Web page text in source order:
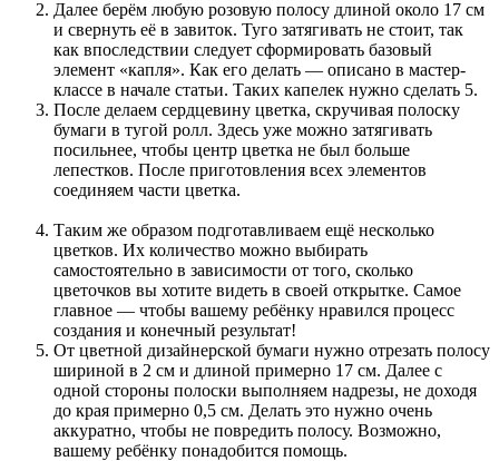
Далее берём любую розовую полосу длиной около 17 см
и свернуть её в завиток. Туго затягивать не стоит, так
как впоследствии следует сформировать базовый
элемент «капля». Как его делать — описано в мастер-
классе в начале статьи. Таких капелек нужно сделать 5.
После делаем сердцевину цветка, скручивая полоску
бумаги в тугой ролл. Здесь уже можно затягивать
посильнее, чтобы центр цветка не был больше
лепестков. После приготовления всех элементов
соединяем части цветка.
Таким же образом подготавливаем ещё несколько
цветков. Их количество можно выбирать
самостоятельно в зависимости от того, сколько
цветочков вы хотите видеть в своей открытке. Самое
главное — чтобы вашему ребёнку нравился процесс
создания и конечный результат!
От цветной дизайнерской бумаги нужно отрезать полосу
шириной в 2 см и длиной примерно 17 см. Далее с
одной стороны полоски выполняем надрезы, не доходя
до края примерно 0,5 см. Делать это нужно очень
аккуратно, чтобы не повредить полосу. Возможно,
вашему ребёнку понадобится помощь.